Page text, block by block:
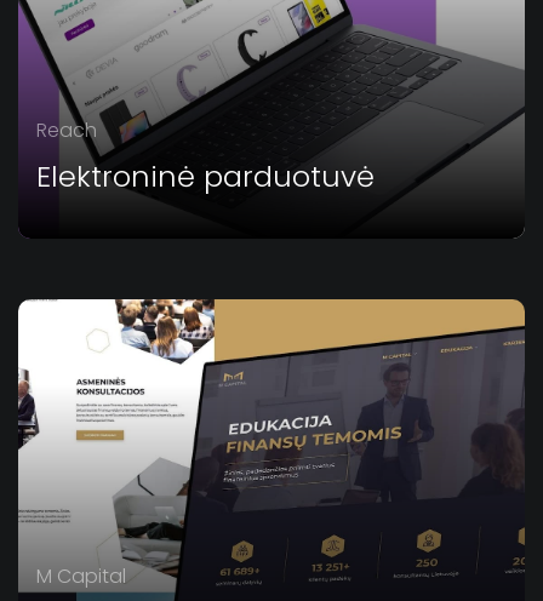
Reach
Elektroninė parduotuvė
M Capital